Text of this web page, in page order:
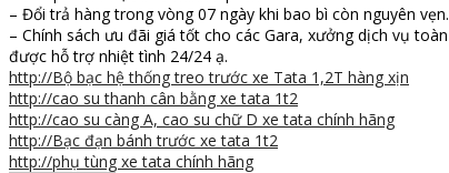
– Đổi trả hàng trong vòng 07 ngày khi bao bì còn nguyên vẹn.
– Chính sách ưu đãi giá tốt cho các Gara, xưởng dịch vụ
được hỗ trợ nhiệt tình 24/24 ạ.
http://Bộ bạc hệ thống treo trước xe Tata 1,2T hàng xịn
http://cao su thanh cân bằng xe tata 1t2
http://cao su càng A, cao su chữ D xe tata chính hãng
http://Bạc đạn bánh trước xe tata 1t2
http://phụ tùng xe tata chính hãng